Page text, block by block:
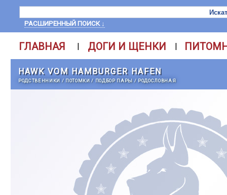
РАСШИРЕННЫЙ ПОИСК ↓
ГЛАВНАЯ | ДОГИ И ЩЕНКИ |
HAWK VOM HAMBURGER HAFEN
РОДСТВЕННИКИ / ПОТОМКИ/ ПОДБОР ПАРЫ / РОДОСЛОВНАЯ